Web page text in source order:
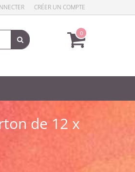
CRÉER UN COMPTE
0
de 12 x